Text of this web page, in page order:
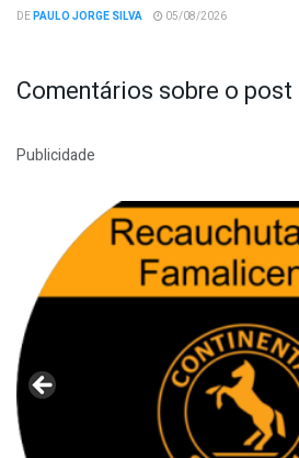
DEPAULO JORGE SILVA 05/08/2026
Comentários sobre o post
Publicidade